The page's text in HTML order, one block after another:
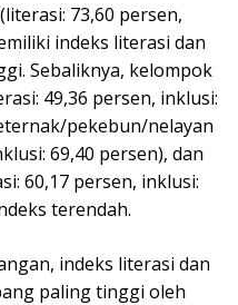
73,60 persen,
indeks literasi dan
Sebaliknya, kelompok
49,36 persen, inklusi:
pekebun/nelayan
69,40 persen), dan
60,17 persen, inklusi:
terendah.
indeks literasi dan
paling tinggi oleh